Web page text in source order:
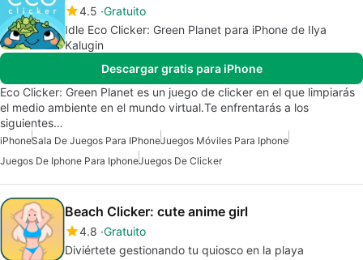
4.5 Gratuito
Idle Eco Clicker: Green Planet para iPhone de Ilya
Kalugin
Descargar gratis para iPhone
Eco Clicker: Green Planet es un juego de clicker en el que limpiarás
el medio ambiente en el mundo virtual.Te enfrentarás a los
siguientes…
iPhoneSala De Juegos Para IPhoneJuegos Móviles Para Iphone
Juegos De Iphone Para IphoneJuegos De Clicker
Beach Clicker: cute anime girl
4.8 Gratuito
Diviértete gestionando tu quiosco en la playa